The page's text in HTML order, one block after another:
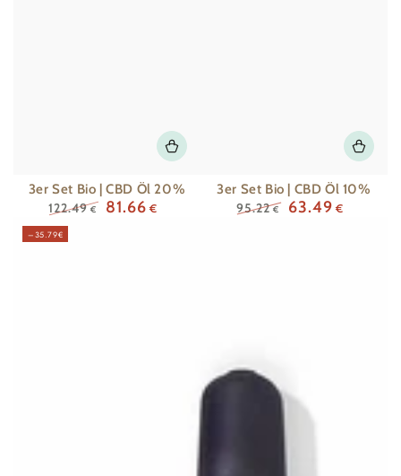
3er Set Bio | CBD Öl 20%
Regulärer
Preis
122.49 € 81.66 €
3er Set Bio | CBD Öl 10%
95.22 € 63.49 €
–35.79€